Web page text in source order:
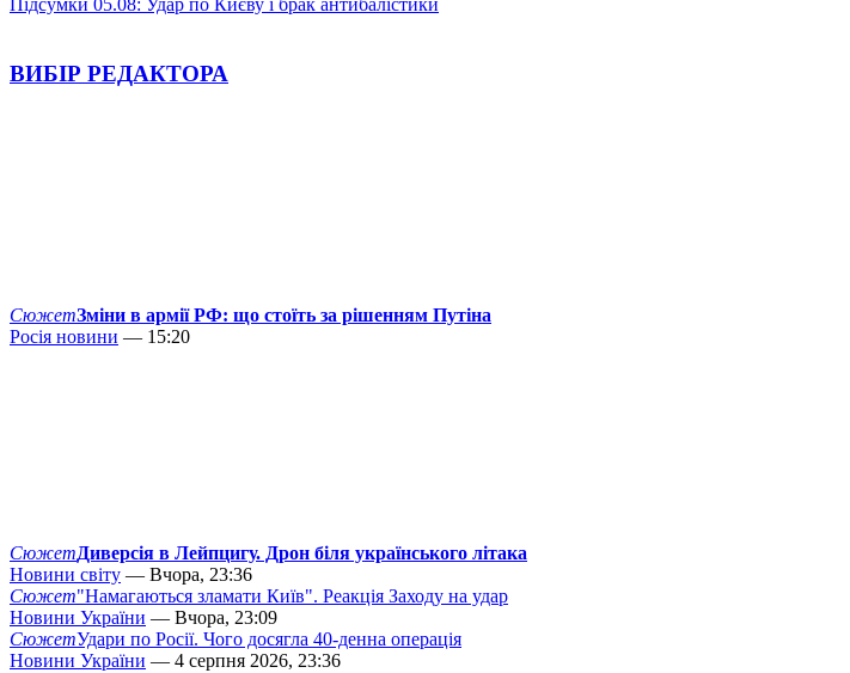
ВИБІР РЕДАКТОРА
СюжетЗміни в армії РФ: що стоїть за рішенням Путіна
Росія новини — 15:20
СюжетДиверсія в Лейпцигу. Дрон біля українського літака
Новини світу — Вчора, 23:36
Сюжет"Намагаються зламати Київ". Реакція Заходу на удар
Новини України — Вчора, 23:09
СюжетУдари по Росії. Чого досягла 40-денна операція
Новини України — 4 серпня 2026, 23:36